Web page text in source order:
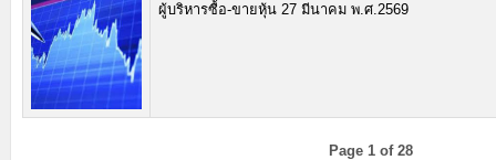
ผู้บริหารซื้อ-ขายหุ้น 27 มีนาคม พ.ศ.2569
Page 1 of 28